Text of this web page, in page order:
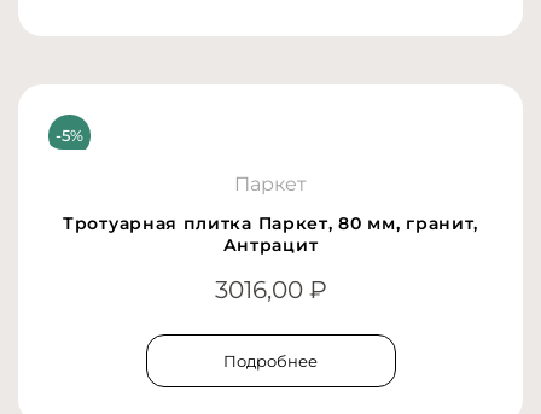
Паркет
Тротуарная плитка Паркет, 80 мм, гранит,
Антрацит
3016,00 ₽
Подробнее